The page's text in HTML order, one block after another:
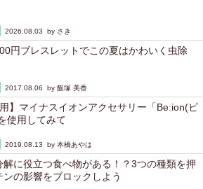
2026.08.03 by さき
円ブレスレットでこの夏はかわいく虫除
2017.08.06 by 飯塚 美香
用】マイナスイオンアクセサリー「Be:ion(ビ
使用してみて
2019.08.13 by 本橋あやは
解に役立つ食べ物がある！？3つの種類を押
ンの影響をブロックしよう